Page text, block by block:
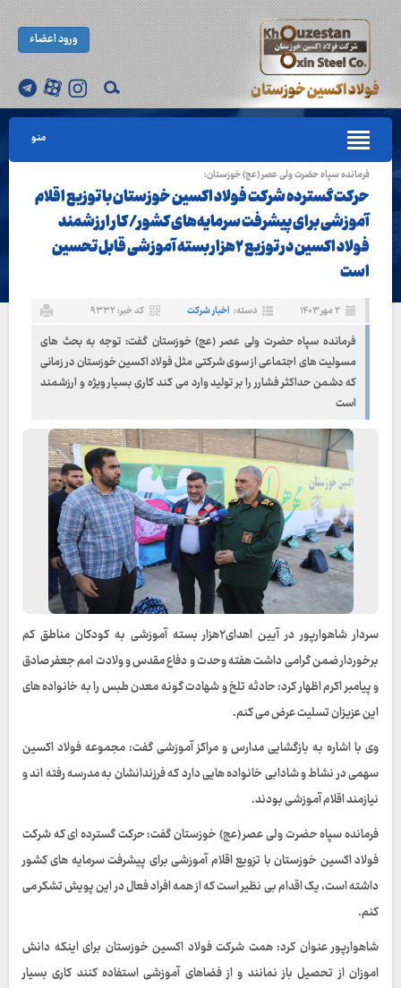
ورود اعضاء
منو
فرمانده سپاه حضرت ولی عصر (عج) خوزستان:
حرکت گسترده شرکت فولاد اکسین خوزستان با توزیع اقلام
آموزشی برای پیشرفت سرمایه‌های کشور/ کار ارزشمند
فولاد اکسین در توزیع ۲هزار بسته آموزشی قابل تحسین
است
۲ مهر ۱۴۰۳ دسته: اخبار شرکت کد خبر: ۹۳۳۲
فرمانده سپاه حضرت ولی عصر (عج) خوزستان گفت: توجه به بحث های
مسولیت های اجتماعی از سوی شرکتی مثل فولاد اکسین خوزستان در زمانی
که دشمن حداکثر فشارر را بر تولید وارد می کند کاری بسیار ویژه و ارزشمند
است
سردار شاهوارپور در آیین اهدای۲هزار بسته آموزشی به کودکان مناطق کم
برخوردار ضمن گرامی داشت هفته وحدت و دفاع مقدس و ولادت امم جعفر صادق
و پیامبر اکرم اظهار کرد: حادثه تلخ و شهادت گونه معدن طبس را به خانواده های
این عزیزان تسلیت عرض می کنم.
وی با اشاره به بازگشایی مدارس و مراکز آموزشی گفت: مجموعه فولاد اکسین
سهمی در نشاط و شادابی خانواده هایی دارد که فرزندانشان به مدرسه رفته اند و
نیازمند اقلام آموزشی بودند.
فرمانده سپاه حضرت ولی عصر (عج) خوزستان گفت: حرکت گسترده ای که شرکت
فولاد اکسین خوزستان با تزویع اقلام آموزشی برای پیشرفت سرمایه های کشور
داشته است، یک اقدام بی نظیر است که از همه افراد فعال در این پویش تشکر می
کنم.
شاهوارپور عنوان کرد: همت شرکت فولاد اکسین خوزستان برای اینکه دانش
اموزان از تحصیل باز نمانند و از فضاهای آموزشی استفاده کنند کاری بسیار